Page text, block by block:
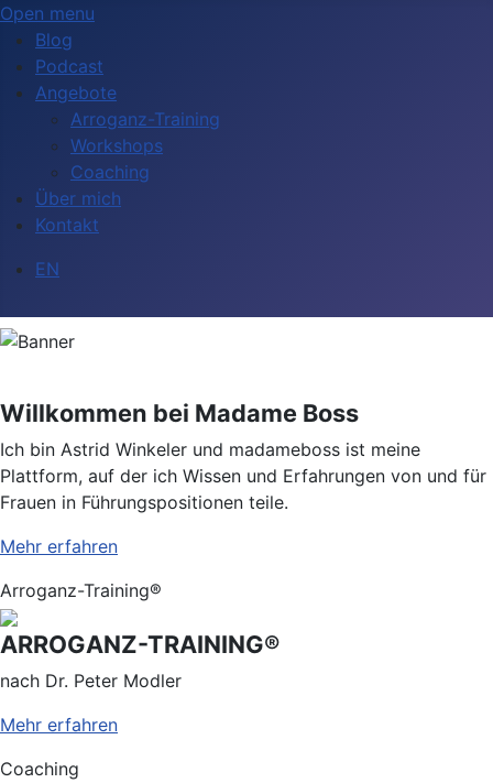
Open menu
Blog
Podcast
Angebote
Arroganz-Training
Workshops
Coaching
Über mich
Kontakt
Sprache auswählen
EN
Willkommen bei Madame Boss
Ich bin Astrid Winkeler und madameboss ist meine
Plattform, auf der ich Wissen und Erfahrungen von und für
Frauen in Führungspositionen teile.
Mehr erfahren
Arroganz-Training®
ARROGANZ-TRAINING®
nach Dr. Peter Modler
Mehr erfahren
Coaching